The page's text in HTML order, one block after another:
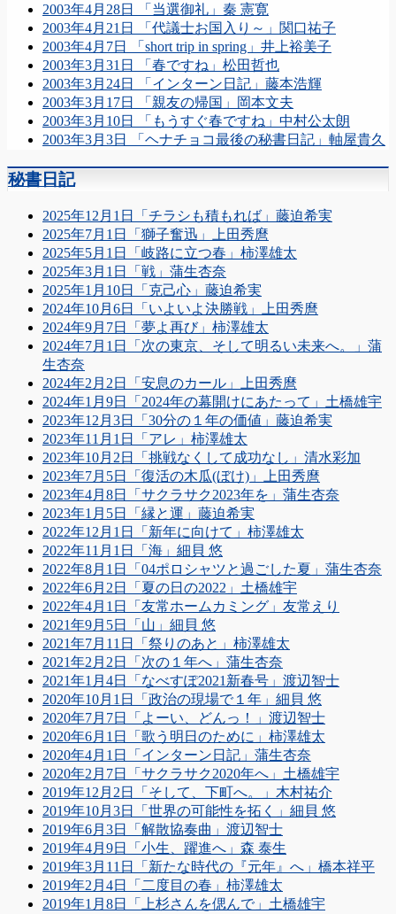
2003年4月28日 「当選御礼」秦 憲寛
2003年4月21日 「代議士お国入り～」関口祐子
2003年4月7日 「short trip in spring」井上裕美子
2003年3月31日 「春ですね」松田哲也
2003年3月24日 「インターン日記」藤本浩輝
2003年3月17日 「親友の帰国」岡本文夫
2003年3月10日 「もうすぐ春ですね」中村公太朗
2003年3月3日 「ヘナチョコ最後の秘書日記」軸屋貴久
秘書日記
2025年12月1日「チラシも積もれば」藤迫希実
2025年7月1日「獅子奮迅」上田秀麿
2025年5月1日「岐路に立つ春」柿澤雄太
2025年3月1日「戦」蒲生杏奈
2025年1月10日「克己心」藤迫希実
2024年10月6日「いよいよ決勝戦」上田秀麿
2024年9月7日「夢よ再び」柿澤雄太
2024年7月1日「次の東京、そして明るい未来へ。」蒲
生杏奈
2024年2月2日「安息のカール」上田秀麿
2024年1月9日「2024年の幕開けにあたって」土橋雄宇
2023年12月3日「30分の１年の価値」藤迫希実
2023年11月1日「アレ」柿澤雄太
2023年10月2日「挑戦なくして成功なし」清水彩加
2023年7月5日「復活の木瓜(ぼけ)」上田秀麿
2023年4月8日「サクラサク2023年を」蒲生杏奈
2023年1月5日「縁と運」藤迫希実
2022年12月1日「新年に向けて」柿澤雄太
2022年11月1日「海」細貝 悠
2022年8月1日「04ポロシャツと過ごした夏」蒲生杏奈
2022年6月2日「夏の日の2022」土橋雄宇
2022年4月1日「友常ホームカミング」友常えり
2021年9月5日「山」細貝 悠
2021年7月11日「祭りのあと」柿澤雄太
2021年2月2日「次の１年へ」蒲生杏奈
2021年1月4日「なべすぽ2021新春号」渡辺智士
2020年10月1日「政治の現場で１年」細貝 悠
2020年7月7日「よーい、どんっ！」渡辺智士
2020年6月1日「歌う明日のために」柿澤雄太
2020年4月1日「インターン日記」蒲生杏奈
2020年2月7日「サクラサク2020年へ」土橋雄宇
2019年12月2日「そして、下町へ。」木村祐介
2019年10月3日「世界の可能性を拓く」細貝 悠
2019年6月3日「解散協奏曲」渡辺智士
2019年4月9日「小生、躍進へ」森 泰生
2019年3月11日「新たな時代の『元年』へ」橋本祥平
2019年2月4日「二度目の春」柿澤雄太
2019年1月8日「上杉さんを偲んで」土橋雄宇